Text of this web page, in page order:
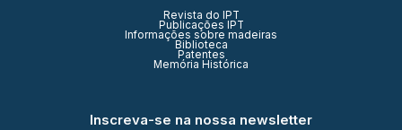
Revista do IPT
Publicações IPT
Informações sobre madeiras
Biblioteca
Patentes
Memória Histórica
Inscreva-se na nossa newsletter